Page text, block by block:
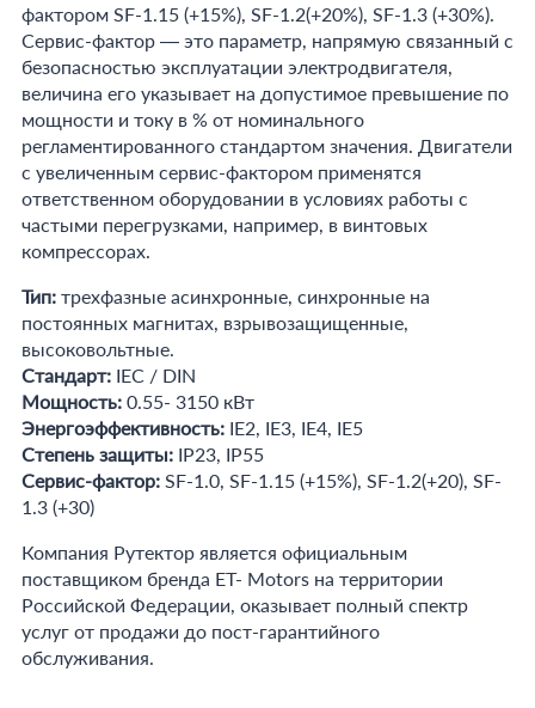
фактором SF-1.15 (+15%), SF-1.2(+20%), SF-1.3 (+30%).
Сервис-фактор — это параметр, напрямую связанный с
безопасностью эксплуатации электродвигателя,
величина его указывает на допустимое превышение по
мощности и току в % от номинального
регламентированного стандартом значения. Двигатели
с увеличенным сервис-фактором применятся
ответственном оборудовании в условиях работы с
частыми перегрузками, например, в винтовых
компрессорах.
Тип:трехфазные асинхронные, синхронные на
постоянных магнитах, взрывозащищенные,
высоковольтные.
Стандарт:IEC / DIN
Мощность:0.55- 3150 кВт
Энергоэффективность:IE2, IE3, IE4, IE5
Степень защиты:IP23, IP55
Сервис-фактор:SF-1.0, SF-1.15 (+15%), SF-1.2(+20), SF-
1.3 (+30)
Компания Рутектор является официальным
поставщиком бренда ET- Motors на территории
Российской Федерации, оказывает полный спектр
услуг от продажи до пост-гарантийного
обслуживания.